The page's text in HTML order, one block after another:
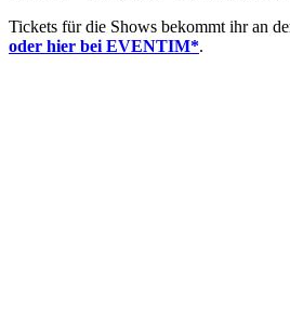
Tickets für die Shows bekommt ihr an
oder hier bei EVENTIM*.